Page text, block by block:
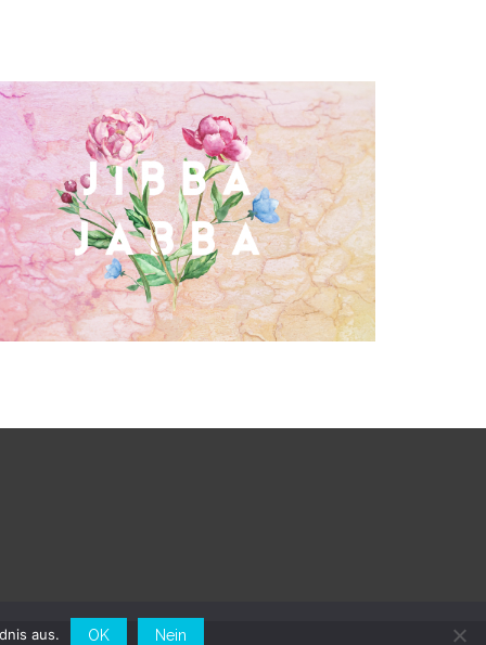
Nonstop – der erste Podcast über die
Dampfente (endlich!!!)
aus. OK Nein